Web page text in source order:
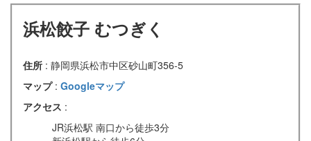
浜松餃子 むつぎく
住所 : 静岡県浜松市中区砂山町356-5
マップ : Googleマップ
アクセス :
JR浜松駅 南口から徒歩3分